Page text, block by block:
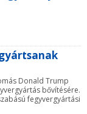
Donald Trump
bővítésére.
fegyvergyártási